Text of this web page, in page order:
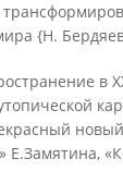
{Н.
в